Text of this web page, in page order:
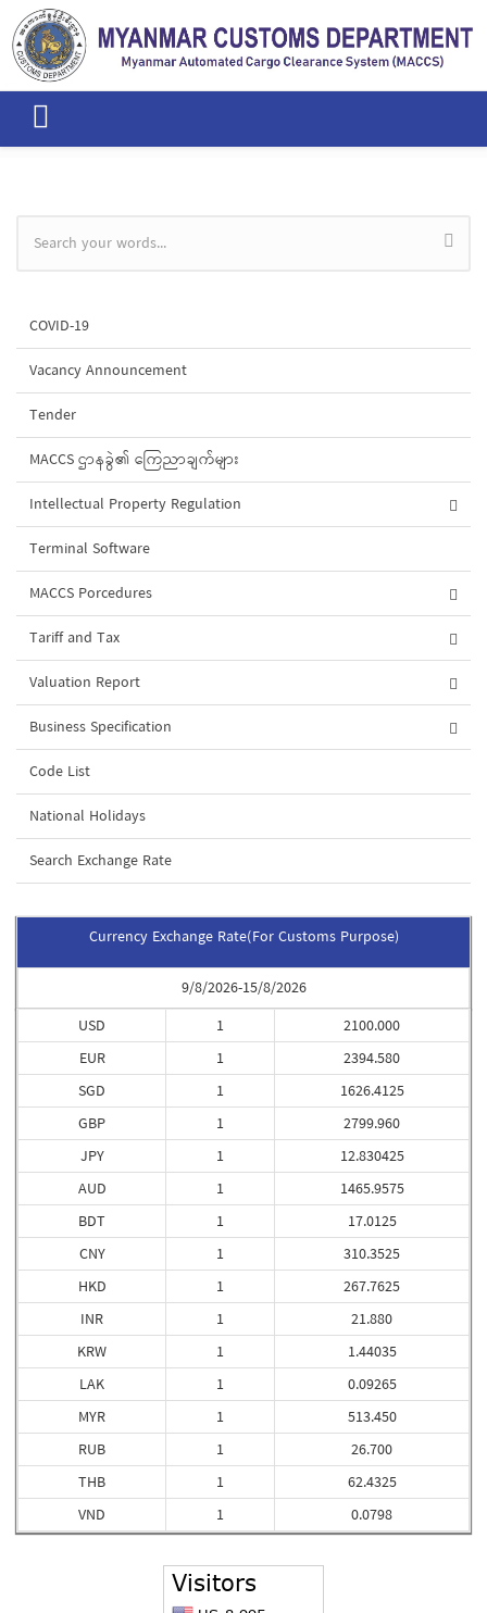
Skip to main content
Search form
COVID-19
Vacancy Announcement
Tender
MACCS ဌာနခွဲ၏ ကြေညာချက်များ
Intellectual Property Regulation
Terminal Software
MACCS Porcedures
Tariff and Tax
Valuation Report
Business Specification
Code List
National Holidays
Search Exchange Rate
Currency Exchange Rate(For Customs Purpose)
9/8/2026-15/8/2026
USD
EUR
SGD
GBP
JPY
AUD
BDT
CNY
HKD
INR
KRW
LAK
MYR
RUB
THB
VND
1
1
1
1
1
1
1
1
1
1
1
1
1
1
1
1
2100.000
2394.580
1626.4125
2799.960
12.830425
1465.9575
17.0125
310.3525
267.7625
21.880
1.44035
0.09265
513.450
26.700
62.4325
0.0798